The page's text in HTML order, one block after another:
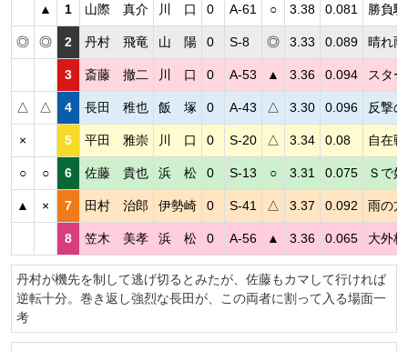
▲ 1 山際 真介 川 口 0 A-61 ○ 3.38 0.081 勝負
◎ ◎ 2 丹村 飛竜 山 陽 0 S-8 ◎ 3.33 0.089 晴れ
3 斎藤 撤二 川 口 0 A-53 ▲ 3.36 0.094 スタ
△ △ 4 長田 稚也 飯 塚 0 A-43 △ 3.30 0.096 反撃
× 5 平田 雅崇 川 口 0 S-20 △ 3.34 0.08 自在
○ ○ 6 佐藤 貴也 浜 松 0 S-13 ○ 3.31 0.075 Ｓで
▲ × 7 田村 治郎 伊勢崎 0 S-41 △ 3.37 0.092 雨の
8 笠木 美孝 浜 松 0 A-56 ▲ 3.36 0.065 大外
丹村が機先を制して逃げ切るとみたが、佐藤もカマして行ければ
逆転十分。巻き返し強烈な長田が、この両者に割って入る場面一
考